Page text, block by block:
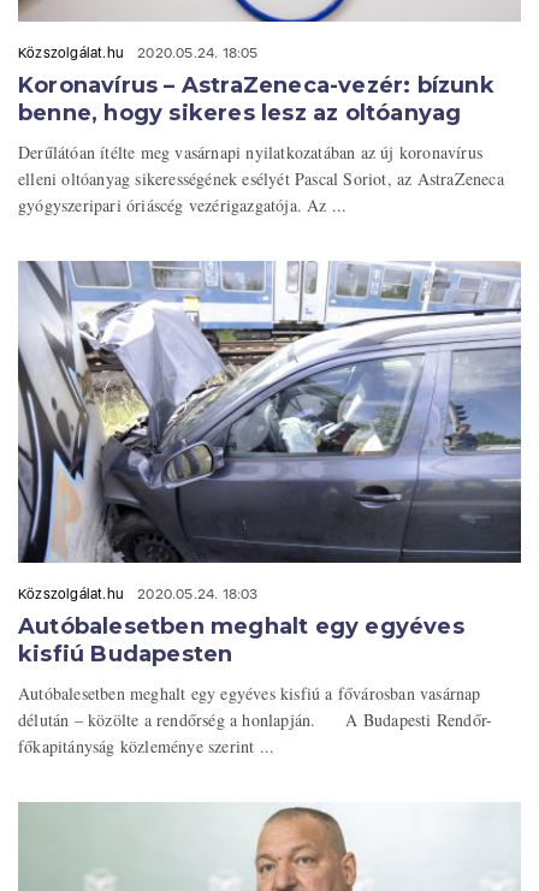
Közszolgálat.hu 2020.05.24. 18:05
Koronavírus – AstraZeneca-vezér: bízunk
benne, hogy sikeres lesz az oltóanyag
Derűlátóan ítélte meg vasárnapi nyilatkozatában az új koronavírus
elleni oltóanyag sikerességének esélyét Pascal Soriot, az AstraZeneca
gyógyszeripari óriáscég vezérigazgatója. Az ...
Közszolgálat.hu 2020.05.24. 18:03
Autóbalesetben meghalt egy egyéves
kisfiú Budapesten
Autóbalesetben meghalt egy egyéves kisfiú a fővárosban vasárnap
délután – közölte a rendőrség a honlapján. A Budapesti Rendőr-
főkapitányság közleménye szerint ...